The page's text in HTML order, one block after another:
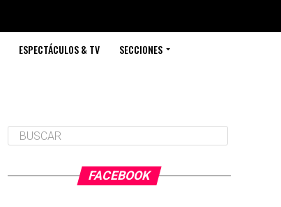
ESPECTÁCULOS & TV SECCIONES
FACEBOOK